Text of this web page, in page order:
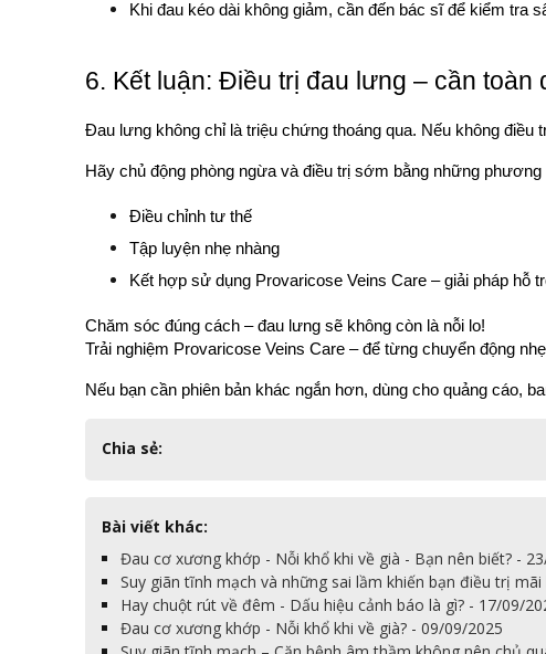
Khi đau kéo dài không giảm, cần đến bác sĩ để kiểm tra
6. Kết luận: Điều trị đau lưng – cần toàn
Đau lưng không chỉ là triệu chứng thoáng qua. Nếu không
Hãy chủ động phòng ngừa và điều trị sớm bằng những phương
Điều chỉnh tư thế
Tập luyện nhẹ nhàng
Kết hợp sử dụng Provaricose Veins Care – giải pháp hỗ
Chăm sóc đúng cách – đau lưng sẽ không còn là nỗi lo!
Trải nghiệm Provaricose Veins Care – để từng chuyển động
Nếu bạn cần phiên bản khác ngắn hơn, dùng cho quảng cáo,
Chia sẻ:
Bài viết khác:
Đau cơ xương khớp - Nỗi khổ khi về già - Bạn nên biết? -
Suy giãn tĩnh mạch và những sai lầm khiến bạn điều trị
Hay chuột rút về đêm - Dấu hiệu cảnh báo là gì? - 17/09/
Đau cơ xương khớp - Nỗi khổ khi về già? - 09/09/2025